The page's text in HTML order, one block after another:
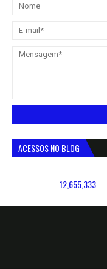
ACESSOS NO BLOG
12,655,333